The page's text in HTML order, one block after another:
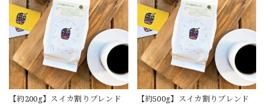
【約200g】スイカ割りブレンド
【約500g】スイカ割りブレンド